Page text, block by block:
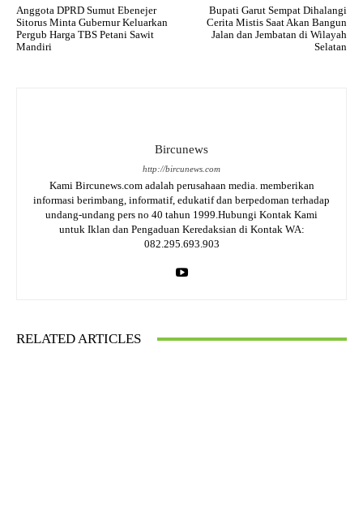
Anggota DPRD Sumut Ebenejer
Sitorus Minta Gubernur Keluarkan
Pergub Harga TBS Petani Sawit
Mandiri
Bupati Garut Sempat Dihalangi
Cerita Mistis Saat Akan Bangun
Jalan dan Jembatan di Wilayah
Selatan
Bircunews
http://bircunews.com
Kami Bircunews.com adalah perusahaan media. memberikan
informasi berimbang, informatif, edukatif dan berpedoman terhadap
undang-undang pers no 40 tahun 1999.Hubungi Kontak Kami
untuk Iklan dan Pengaduan Keredaksian di Kontak WA:
082.295.693.903
RELATED ARTICLES